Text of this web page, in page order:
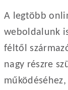
A legtöbb
weboldalunk
féltől
nagy részre